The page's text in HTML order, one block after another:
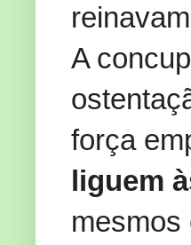
A
força
liguem
mesmos